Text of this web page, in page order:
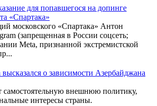
для попавшегося на допинге
«Спартака»
московского «Спартака» Антон
(запрещенная в России соцсеть;
Meta, признанной экстремистской
о зависимости Азербайджана
самостоятельную внешнюю политику,
интересы страны.